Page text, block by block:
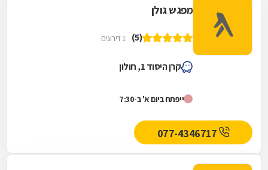
מפגש גולן
(5) 1 דירוגים
קרן היסוד 1, חולון
ייפתח ביום א' ב-7:30